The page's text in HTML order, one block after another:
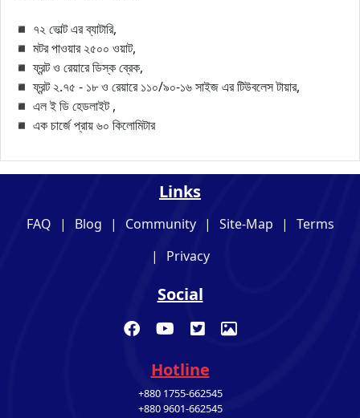
◾ ৭২ ভোল্ট এর ব্যাটারি,
◾ মটর পাওয়ার ২৫০০ ওয়াট,
◾ ফ্রন্ট ও রেয়ারে ডিস্ক ব্রেক,
◾ ফ্রন্ট ২.৭৫ - ১৮ ও রেয়ারে ১১০/৯০-১৬ সাইজ এর টিউবলেস টায়ার,
◾ এল ই ডি হেডলাইট ,
◾ এক চার্জে প্রায় ৬০ কিলোমিটার
Links
FAQ | Blog | Community | Site-Map |
Terms
|
Privacy
Social
Hotline
+880 1755-662545
+880 9601-662545